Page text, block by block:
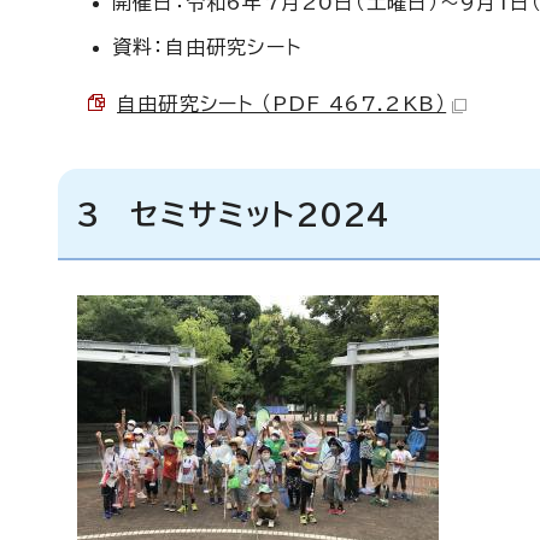
資料：自由研究シート
自由研究シート （PDF 467.2KB）
3 セミサミット2024